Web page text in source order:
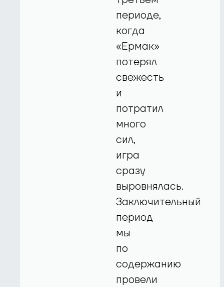
периоде,
когда
«Ермак»
потерял
свежесть
и
потратил
много
сил,
игра
сразу
выровнялась.
Заключительный
период
мы
по
содержанию
провели